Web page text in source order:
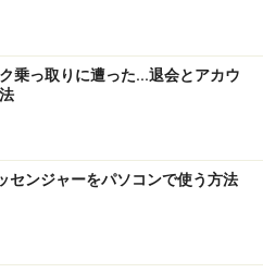
乗っ取りに遭った...退会とアカウ
センジャーをパソコンで使う方法